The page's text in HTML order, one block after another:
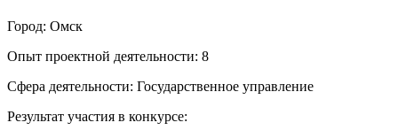
Город: Омск
Опыт проектной деятельности: 8
Сфера деятельности: Государственное управление
Результат участия в конкурсе: